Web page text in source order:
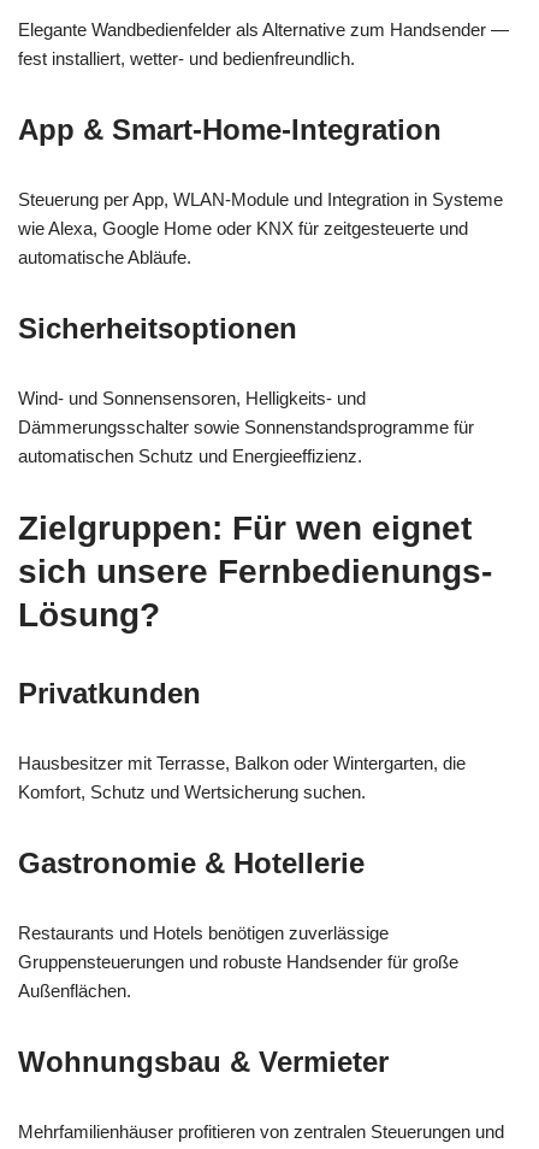
Elegante Wandbedienfelder als Alternative zum Handsender —
fest installiert, wetter- und bedienfreundlich.
App & Smart-Home-Integration
Steuerung per App, WLAN-Module und Integration in Systeme
wie Alexa, Google Home oder KNX für zeitgesteuerte und
automatische Abläufe.
Sicherheitsoptionen
Wind- und Sonnensensoren, Helligkeits- und
Dämmerungsschalter sowie Sonnenstandsprogramme für
automatischen Schutz und Energieeffizienz.
Zielgruppen: Für wen eignet
sich unsere Fernbedienungs-
Lösung?
Privatkunden
Hausbesitzer mit Terrasse, Balkon oder Wintergarten, die
Komfort, Schutz und Wertsicherung suchen.
Gastronomie & Hotellerie
Restaurants und Hotels benötigen zuverlässige
Gruppensteuerungen und robuste Handsender für große
Außenflächen.
Wohnungsbau & Vermieter
Mehrfamilienhäuser profitieren von zentralen Steuerungen und